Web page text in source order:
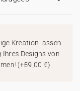
Kreation lassen
Designs von
(+59,00 €)